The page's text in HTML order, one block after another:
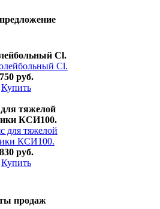
Cl.
750 руб.
Купить
тяжелой
КСИ100.
830 руб.
Купить
продаж